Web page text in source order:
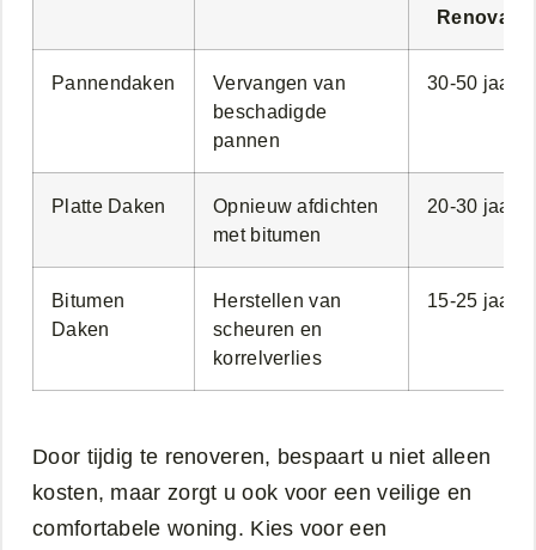
Renovatie
Pannendaken
Vervangen van
beschadigde
pannen
30-50 jaar
Platte Daken
Opnieuw afdichten
met bitumen
20-30 jaar
Bitumen
Daken
Herstellen van
scheuren en
korrelverlies
15-25 jaar
Door tijdig te renoveren, bespaart u niet alleen
kosten, maar zorgt u ook voor een veilige en
comfortabele woning. Kies voor een